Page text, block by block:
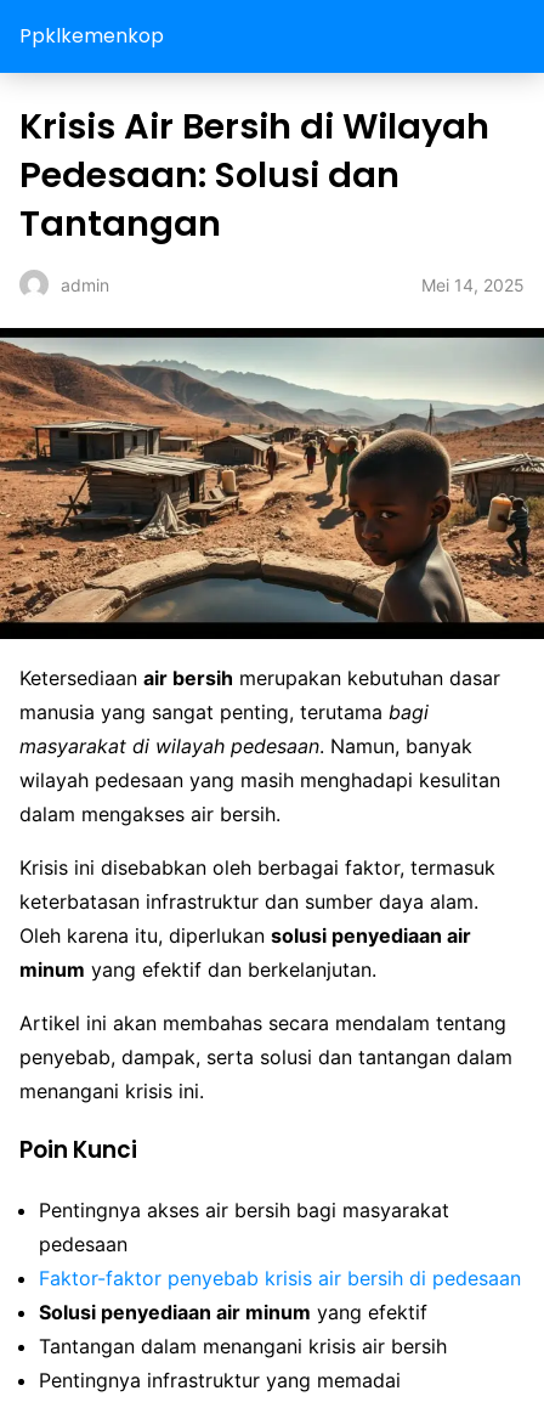
Ppklkemenkop
Krisis Air Bersih di Wilayah
Pedesaan: Solusi dan
Tantangan
admin Mei 14, 2025
Ketersediaan air bersih merupakan kebutuhan dasar
manusia yang sangat penting, terutama bagi
masyarakat di wilayah pedesaan. Namun, banyak
wilayah pedesaan yang masih menghadapi kesulitan
dalam mengakses air bersih.
Krisis ini disebabkan oleh berbagai faktor, termasuk
keterbatasan infrastruktur dan sumber daya alam.
Oleh karena itu, diperlukan solusi penyediaan air
minum yang efektif dan berkelanjutan.
Artikel ini akan membahas secara mendalam tentang
penyebab, dampak, serta solusi dan tantangan dalam
menangani krisis ini.
Poin Kunci
Pentingnya akses air bersih bagi masyarakat
pedesaan
Faktor-faktor penyebab krisis air bersih di pedesaan
Solusi penyediaan air minum yang efektif
Tantangan dalam menangani krisis air bersih
Pentingnya infrastruktur yang memadai